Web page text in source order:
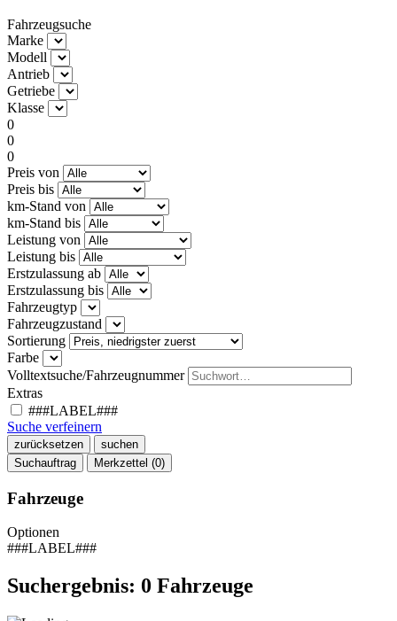
Fahrzeugsuche
Marke
Modell
Antrieb
Getriebe
Klasse
0
0
0
Preis von
Preis bis
km-Stand von
km-Stand bis
Leistung von
Leistung bis
Erstzulassung ab
Erstzulassung bis
Fahrzeugtyp
Fahrzeugzustand
Sortierung
Farbe
Volltextsuche/Fahrzeugnummer
Extras
###LABEL###
Suche verfeinern
zurücksetzen
suchen
Suchauftrag
Merkzettel (0)
Fahrzeuge
Optionen
###LABEL###
Suchergebnis: 0 Fahrzeuge